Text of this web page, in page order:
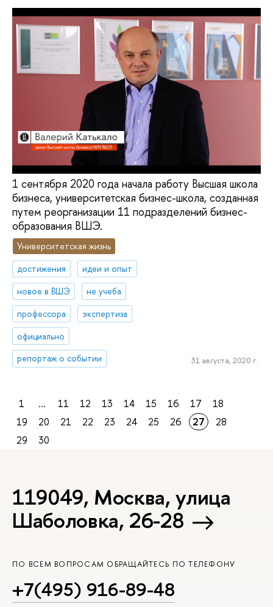
1 сентября 2020 года начала работу Высшая школа
бизнеса, университетская бизнес-школа, созданная
путем реорганизации 11 подразделений бизнес-
образования ВШЭ.
Университетская жизнь
достижения
идеи и опыт
новое в ВШЭ
не учеба
профессора
экспертиза
официально
репортаж о событии
31 августа, 2020 г.
1 ... 11 12 13 14 15 16 17
18
19
20 21 22 23 24 25 26 27
28
29
30
119049, Москва, улица
Шаболовка, 26-28
ПО ВСЕМ ВОПРОСАМ ОБРАЩАЙТЕСЬ ПО ТЕЛЕФОНУ
+7(495) 916-89-48